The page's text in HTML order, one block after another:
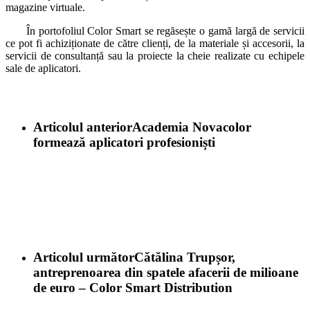
magazine virtuale.
În portofoliul Color Smart se regăsește o gamă largă de servicii
ce pot fi achiziționate de către clienți, de la materiale și accesorii, la
servicii de consultanță sau la proiecte la cheie realizate cu echipele
sale de aplicatori.
Articolul anteriorAcademia Novacolor
formează aplicatori profesioniști
Articolul următorCătălina Trupșor,
antreprenoarea din spatele afacerii de milioane
de euro – Color Smart Distribution